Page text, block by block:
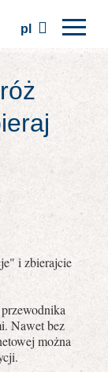
pl
i zbierajcie
Nawet bez
można